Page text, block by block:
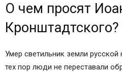
О чем просят
Кронштадтского?
Умер светильник земли русской
тех пор люди не переставали